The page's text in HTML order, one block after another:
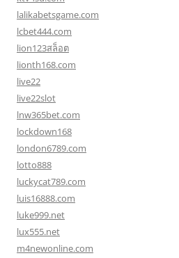
lalikabetsgame.com
lcbet444.com
lion123สล็อต
lionth168.com
live22
live22slot
lnw365bet.com
lockdown168
london6789.com
lotto888
luckycat789.com
luis16888.com
luke999.net
lux555.net
m4newonline.com